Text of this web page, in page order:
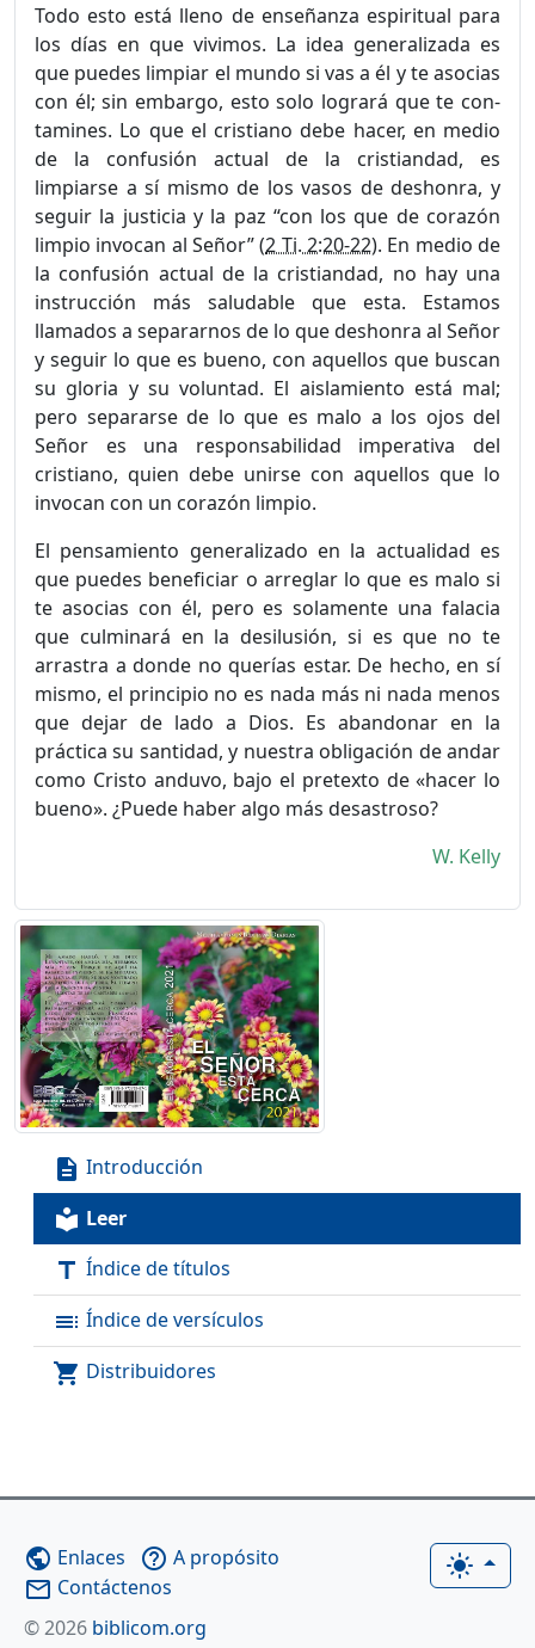
Todo esto está lleno de enseñanza espiritual para
los días en que vivimos. La idea generalizada es
que puedes limpiar el mundo si vas a él y te asocias
con él; sin embargo, esto solo logrará que te con­
tamines. Lo que el cristiano debe hacer, en medio
de la confusión actual de la cristiandad, es
limpiarse a sí mismo de los vasos de deshonra, y
seguir la justicia y la paz “con los que de corazón
limpio invocan al Señor” (2 Ti. 2:20-22). En medio de
la confusión actual de la cristiandad, no hay una
instrucción más saludable que esta. Esta­mos
llamados a separarnos de lo que deshonra al Señor
y seguir lo que es bueno, con aquellos que buscan
su gloria y su voluntad. El aislamiento está mal;
pero separarse de lo que es malo a los ojos del
Señor es una responsabilidad imperativa del
cristiano, quien debe unirse con aquellos que lo
invocan con un corazón limpio.
El pensamiento generalizado en la actualidad es
que puedes beneficiar o arreglar lo que es malo si
te asocias con él, pero es solamente una falacia
que culminará en la desilusión, si es que no te
arrastra a donde no querías estar. De hecho, en sí
mismo, el prin­cipio no es nada más ni nada menos
que dejar de lado a Dios. Es abandonar en la
práctica su santidad, y nuestra obligación de andar
como Cristo anduvo, bajo el pretexto de «hacer lo
bueno». ¿Puede haber algo más desastroso?
W. Kelly
description Introducción
local_library Leer
title Índice de títulos
toc Índice de versículos
shopping_cart Distribuidores
light_mode
public Enlaces help_outline A propósito
mail_outline Contáctenos
© 2026 biblicom.org